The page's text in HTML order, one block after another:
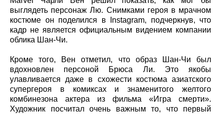
выглядеть персонаж Лю. Снимками героя в мрачном
костюме он поделился в Instagram, подчеркнув, что
кадр не является официальным видением компании
облика Шан-Чи.
Кроме того, Вен отметил, что образ Шан-Чи был
вдохновлен персоной Брюса Ли. Это якобы
улавливается даже в схожести костюма азиатского
супергероя в комиксах и знаменитого желтого
комбинезона актера из фильма «Игра смерти».
Художник посчитал очень важным то, что первый